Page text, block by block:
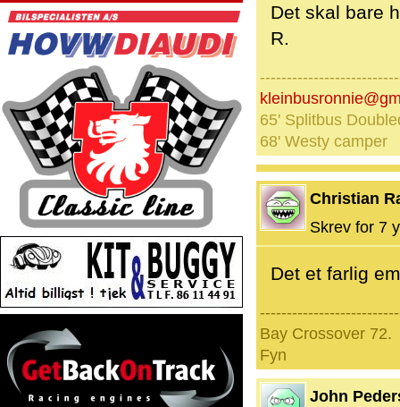
Det skal bare
R.
65' Splitbus
68' Westy camper
Christian
Skrev for 7
Det et farlig
Bay Crossover 72.
Fyn
John